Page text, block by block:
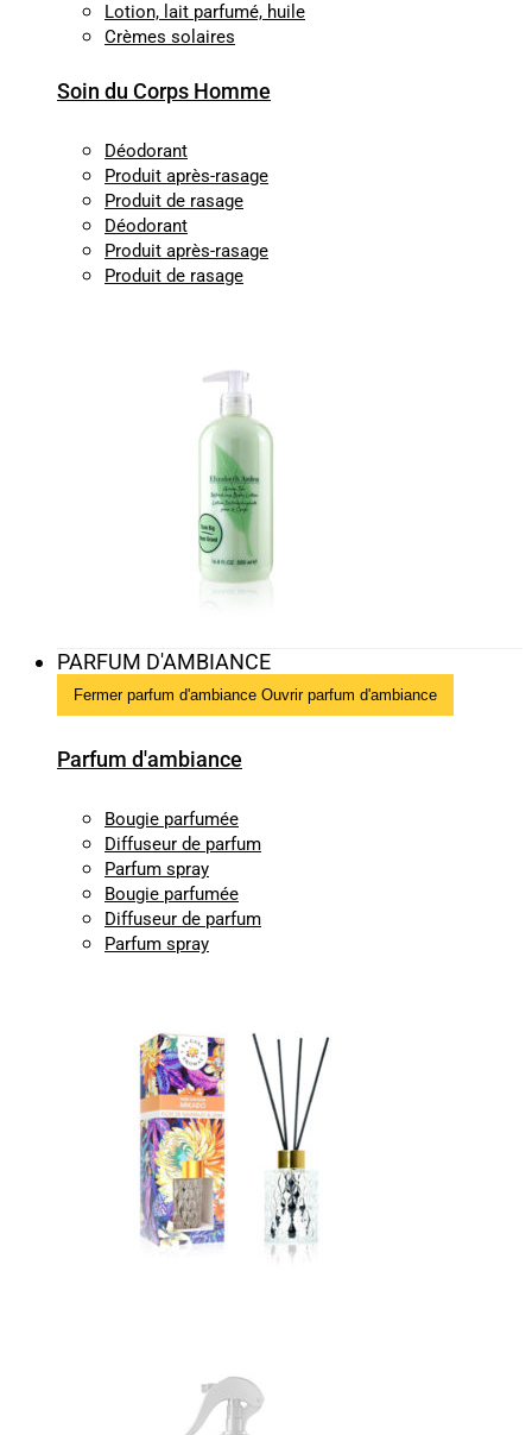
Lotion, lait parfumé, huile
Crèmes solaires
Soin du Corps Homme
Déodorant
Produit après-rasage
Produit de rasage
Déodorant
Produit après-rasage
Produit de rasage
PARFUM D'AMBIANCE
Fermer parfum d'ambiance Ouvrir parfum d'ambiance
Parfum d'ambiance
Bougie parfumée
Diffuseur de parfum
Parfum spray
Bougie parfumée
Diffuseur de parfum
Parfum spray